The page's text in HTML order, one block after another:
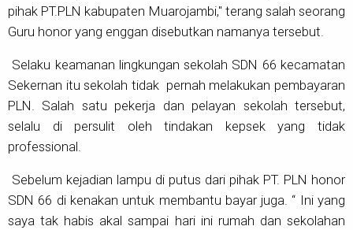
pihak PT.PLN kabupaten Muarojambi," terang salah seorang
Guru honor yang enggan disebutkan namanya tersebut.
Selaku keamanan lingkungan sekolah SDN 66 kecamatan
Sekernan itu sekolah tidak pernah melakukan pembayaran
PLN. Salah satu pekerja dan pelayan sekolah tersebut,
selalu di persulit oleh tindakan kepsek yang tidak
professional.
Sebelum kejadian lampu di putus dari pihak PT. PLN honor
SDN 66 di kenakan untuk membantu bayar juga. “ Ini yang
saya tak habis akal sampai hari ini rumah dan sekolahan